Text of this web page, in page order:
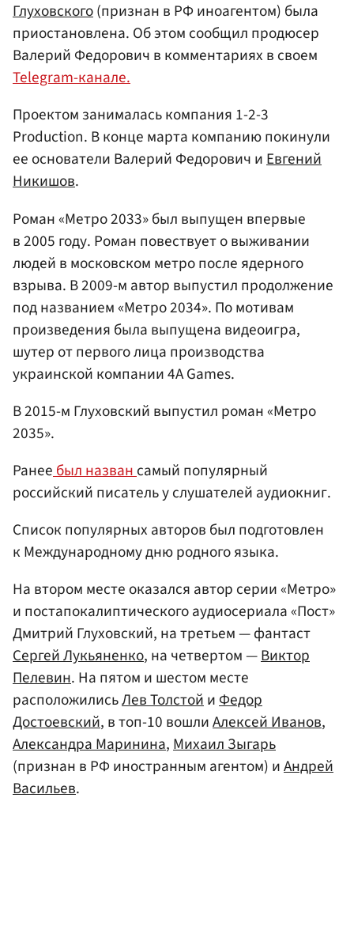
Глуховского(признан в РФ иноагентом) была
приостановлена. Об этом сообщил продюсер
Валерий Федорович в комментариях в своем
Telegram-канале.
Проектом занималась компания 1-2-3
Production. В конце марта компанию покинули
ее основатели Валерий Федорович иЕвгений
Никишов.
Роман «Метро 2033» был выпущен впервые
в 2005 году. Роман повествует о выживании
людей в московском метро после ядерного
взрыва. В 2009-м автор выпустил продолжение
под названием «Метро 2034». По мотивам
произведения была выпущена видеоигра,
шутер от первого лица производства
украинской компании 4A Games.
В 2015-м Глуховский выпустил роман «Метро
2035».
Ранеебыл названсамый популярный
российский писатель у слушателей аудиокниг.
Список популярных авторов был подготовлен
к Международному дню родного языка.
На втором месте оказался автор серии «Метро»
и постапокалиптического аудиосериала «Пост»
Дмитрий Глуховский, на третьем — фантаст
Сергей Лукьяненко, на четвертом —Виктор
Пелевин. На пятом и шестом месте
расположилисьЛев ТолстойиФедор
Достоевский, в топ-10 вошлиАлексей Иванов,
Александра Маринина,Михаил Зыгарь
(признан в РФ иностранным агентом) иАндрей
Васильев.